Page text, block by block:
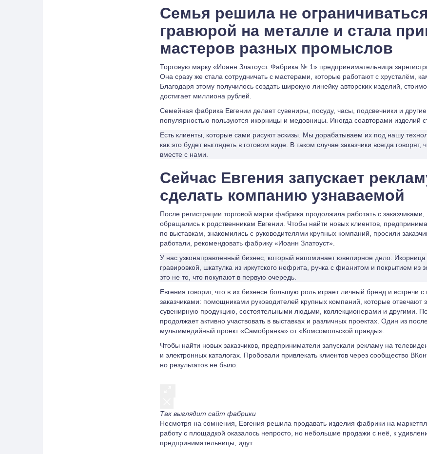
Семья решила не ограничиваться
гравюрой на металле и стала
мастеров разных промыслов
Торговую марку «Иоанн Златоуст. Фабрика № 1» предпринимательница
Она сразу же стала сотрудничать с мастерами, которые работают с хрусталём,
Благодаря этому получилось создать широкую линейку авторских изделий,
достигает миллиона рублей.
Семейная фабрика Евгении делает сувениры, посуду, часы, подсвечники и
популярностью пользуются икорницы и медовницы. Иногда соавторами изделий
Есть клиенты, которые сами рисуют эскизы. Мы дорабатываем их под нашу
как это будет выглядеть в готовом виде. В таком случае заказчики всегда говорят,
вместе с нами.
Сейчас Евгения запускает
сделать компанию узнаваемой
После регистрации торговой марки фабрика продолжила работать с
обращались к родственникам Евгении. Чтобы найти новых клиентов,
по выставкам, знакомились с руководителями крупных компаний, просили
работали, рекомендовать фабрику «Иоанн Златоуст».
У нас узконаправленный бизнес, который напоминает ювелирное дело. Икорница
гравировкой, шкатулка из иркутского нефрита, ручка с фианитом и покрытием
это не то, что покупают в первую очередь.
Евгения говорит, что в их бизнесе большую роль играет личный бренд и встречи
заказчиками: помощниками руководителей крупных компаний, которые отвечают
сувенирную продукцию, состоятельными людьми, коллекционерами и другими.
продолжает активно участвовать в выставках и различных проектах. Один из
мультимедийный проект «Самобранка» от «Комсомольской правды».
Чтобы найти новых заказчиков, предприниматели запускали рекламу на
и электронных каталогах. Пробовали привлекать клиентов через сообщество
но результатов не было.
Так выглядит сайт фабрики
Несмотря на сомнения, Евгения решила продавать изделия фабрики на
работу с площадкой оказалось непросто, но небольшие продажи с неё, к
предпринимательницы, идут.